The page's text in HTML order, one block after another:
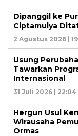
Dipanggil ke
Ciptamulya
2 Agustus 2026 |
Usung
Tawarkan
Internasional
31 Juli 2026 | 22:04
Hergun Usul
Wirausaha
Ormas